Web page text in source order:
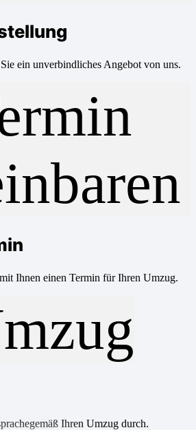
ein unverbindliches Angebot von uns.
Ihnen einen Termin für Ihren Umzug.
Ihren Umzug durch.